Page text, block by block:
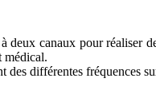
deux canaux pour réaliser
médical.
différentes fréquences